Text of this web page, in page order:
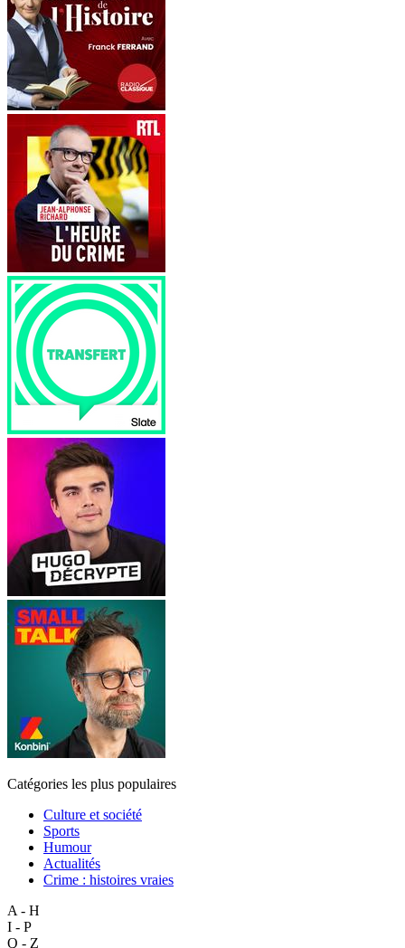
Catégories les plus populaires
Culture et société
Sports
Humour
Actualités
Crime : histoires vraies
A - H
I - P
Q - Z